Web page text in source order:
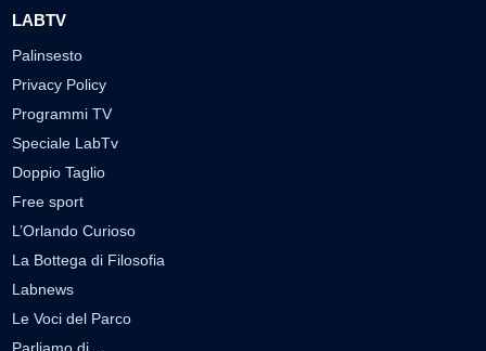
LABTV
Palinsesto
Privacy Policy
Programmi TV
Speciale LabTv
Doppio Taglio
Free sport
L’Orlando Curioso
La Bottega di Filosofia
Labnews
Le Voci del Parco